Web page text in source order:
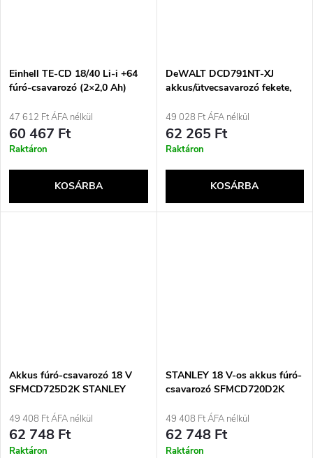
Einhell TE-CD 18/40 Li-i +64
fúró-csavarozó (2×2,0 Ah)
47 612 Ft ÁFA nélkül
60 467 Ft
Raktáron
KOSÁRBA
DeWALT DCD791NT-XJ
akkus/ütvecsavarozó fekete,
49 028 Ft ÁFA nélkül
62 265 Ft
Raktáron
KOSÁRBA
Akkus fúró-csavarozó 18 V
SFMCD725D2K STANLEY
49 408 Ft ÁFA nélkül
62 748 Ft
Raktáron
STANLEY 18 V-os akkus fúró-
csavarozó SFMCD720D2K
49 408 Ft ÁFA nélkül
62 748 Ft
Raktáron